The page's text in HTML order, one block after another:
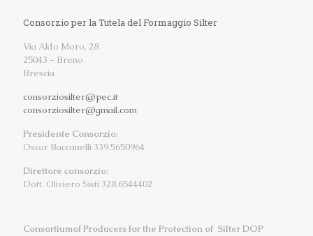
Consorzio per la Tutela del Formaggio Silter
Via Aldo Moro, 28
25043 – Breno
Brescia
consorziosilter@pec.it
consorziosilter@gmail.com
Presidente Consorzio:
Oscar Baccanelli 339.5650964
Direttore consorzio:
Dott. Oliviero Sisti 328.6544402
Consortiumof Producers for the Protection of Silter DOP